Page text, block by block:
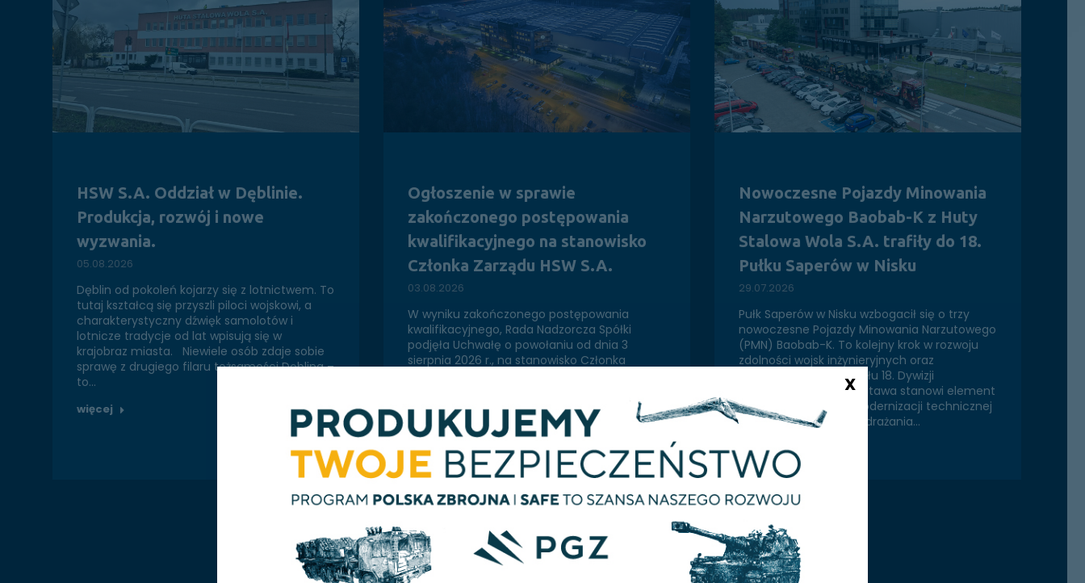
HSW S.A. Oddział w Dęblinie.
Produkcja, rozwój i nowe
wyzwania.
05.08.2026
Dęblin od pokoleń kojarzy się z lotnictwem. To
tutaj kształcą się przyszli piloci wojskowi, a
charakterystyczny dźwięk samolotów i
lotnicze tradycje od lat wpisują się w
krajobraz miasta. Niewiele osób zdaje sobie
sprawę z drugiego filaru tożsamości Dęblina –
to…
więcej
Ogłoszenie w sprawie
zakończonego postępowania
kwalifikacyjnego na stanowisko
Członka Zarządu HSW S.A.
03.08.2026
W wyniku zakończonego postępowania
kwalifikacyjnego, Rada Nadzorcza Spółki
podjęła Uchwałę o powołaniu od dnia 3
sierpnia 2026 r., na stanowisko Członka
menedżer z dwudziestoletnim
doświadczeniem w sektorze przemysłu…
więcej
Nowoczesne Pojazdy Minowania
Narzutowego Baobab-K z Huty
Stalowa Wola S.A. trafiły do 18.
Pułku Saperów w Nisku
29.07.2026
Pułk Saperów w Nisku wzbogacił się o trzy
nowoczesne Pojazdy Minowania Narzutowego
(PMN) Baobab-K. To kolejny krok w rozwoju
zdolności wojsk inżynieryjnych oraz
wzmacnianiu potencjału 18. Dywizji
Zmechanizowanej. Dostawa stanowi element
realizacji programu modernizacji technicznej
Sił Zbrojnych RP oraz wdrażania…
więcej
Więcej aktualności
X